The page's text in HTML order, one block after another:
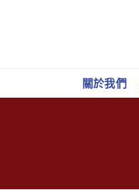
關於我們